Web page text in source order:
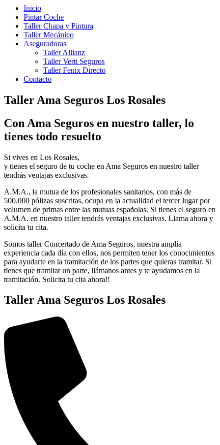
Inicio
Pintar Coche
Taller Chapa y Pintura
Taller Mecánico
Aseguradoras
Taller Allianz
Taller Verti Seguros
Taller Fenix Directo
Contacto
Taller Ama Seguros Los Rosales
Con Ama Seguros en nuestro taller, lo
tienes todo resuelto
Si vives en Los Rosales,
y tienes el seguro de tu coche en Ama Seguros en nuestro taller
tendrás ventajas exclusivas.
A.M.A., la mutua de los profesionales sanitarios, con más de
500.000 pólizas suscritas, ocupa en la actualidad el tercer lugar por
volumen de primas entre las mutuas españolas. Si tienes el seguro en
A.M.A. en nuestro taller tendrás ventajas exclusivas. Llama ahora y
solicita tu cita.
Somos taller Concertado de Ama Seguros, nuestra amplia
experiencia cada día con ellos, nos permiten tener los conocimientos
para ayudarte en la tramitación de los partes que quieras tramitar. Si
tienes que tramitar un parte, llámanos antes y te ayudamos en la
tramitación. Solicita tu cita ahora!!
Taller Ama Seguros Los Rosales